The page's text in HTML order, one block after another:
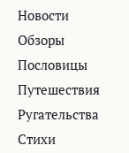
Новости
Обзоры
Пословицы
Путешествия
Ругательства
Стихи